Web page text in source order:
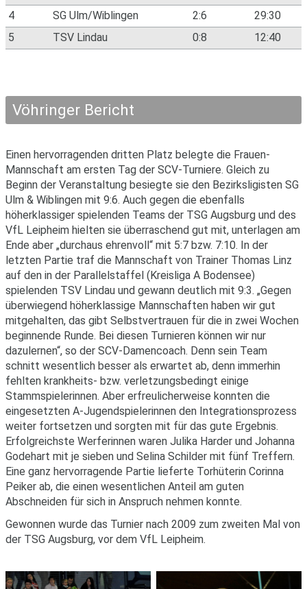
4
SG Ulm/Wiblingen 2:6
29:30
5
TSV Lindau 0:8 12:40
Vöhringer Bericht
Einen hervorragenden dritten Platz belegte die Frauen-
Mannschaft am ersten Tag der SCV-Turniere. Gleich zu
Beginn der Veranstaltung besiegte sie den Bezirksligisten SG
Ulm & Wiblingen mit 9:6. Auch gegen die ebenfalls
höherklassiger spielenden Teams der TSG Augsburg und des
VfL Leipheim hielten sie überraschend gut mit, unterlagen am
Ende aber „durchaus ehrenvoll“ mit 5:7 bzw. 7:10. In der
letzten Partie traf die Mannschaft von Trainer Thomas Linz
auf den in der Parallelstaffel (Kreisliga A Bodensee)
spielenden TSV Lindau und gewann deutlich mit 9:3. „Gegen
überwiegend höherklassige Mannschaften haben wir gut
mitgehalten, das gibt Selbstvertrauen für die in zwei Wochen
beginnende Runde. Bei diesen Turnieren können wir nur
dazulernen“, so der SCV-Damencoach. Denn sein Team
schnitt wesentlich besser als erwartet ab, denn immerhin
fehlten krankheits- bzw. verletzungsbedingt einige
Stammspielerinnen. Aber erfreulicherweise konnten die
eingesetzten A-Jugendspielerinnen den Integrationsprozess
weiter fortsetzen und sorgten mit für das gute Ergebnis.
Erfolgreichste Werferinnen waren Julika Harder und Johanna
Godehart mit je sieben und Selina Schilder mit fünf Treffern.
Eine ganz hervorragende Partie lieferte Torhüterin Corinna
Peiker ab, die einen wesentlichen Anteil am guten
Abschneiden für sich in Anspruch nehmen konnte.
Gewonnen wurde das Turnier nach 2009 zum zweiten Mal von
der TSG Augsburg, vor dem VfL Leipheim.